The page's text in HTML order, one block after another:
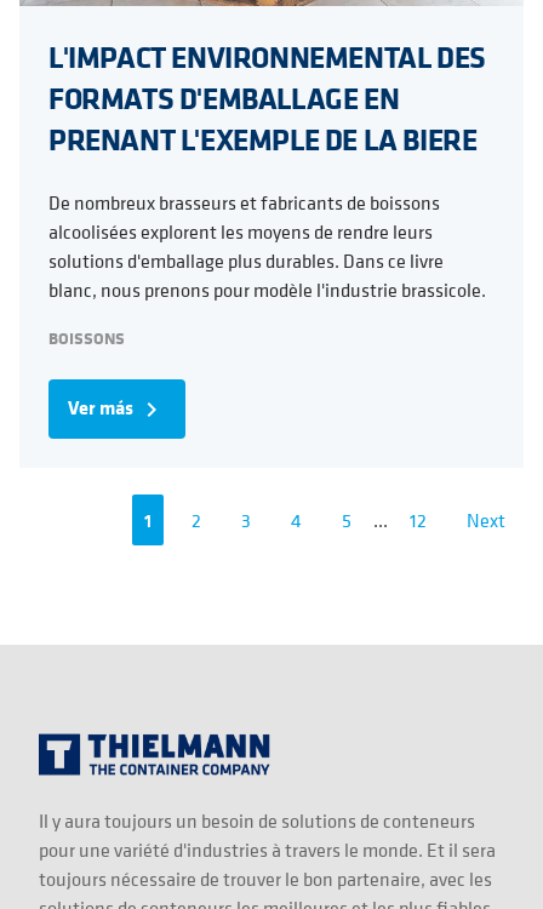
L'IMPACT ENVIRONNEMENTAL DES
FORMATS D'EMBALLAGE EN
PRENANT L'EXEMPLE DE LA BIERE
De nombreux brasseurs et fabricants de boissons
alcoolisées explorent les moyens de rendre leurs
solutions d'emballage plus durables. Dans ce livre
blanc, nous prenons pour modèle l'industrie brassicole.
BOISSONS
Ver más navigate_next
1 2 3 4 5 ... 12 Next
Il y aura toujours un besoin de solutions de conteneurs
pour une variété d'industries à travers le monde. Et il sera
toujours nécessaire de trouver le bon partenaire, avec les